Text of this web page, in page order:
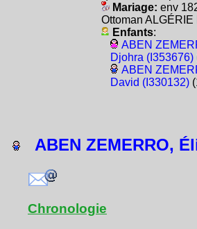
Mariage: env
Ottoman ALGÉRIE
Enfants:
ABEN
Djohra (I353676)
ABEN
David (I330132)
ABEN ZEMERRO,
Chronologie